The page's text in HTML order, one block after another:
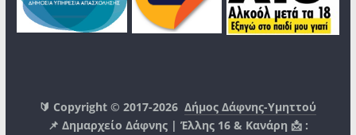
🔰 Copyright © 2017-2026Δήμος Δάφνης-Υμηττού
📌 Δημαρχείο Δάφνης | Έλλης 16 & Κανάρη 📩 :